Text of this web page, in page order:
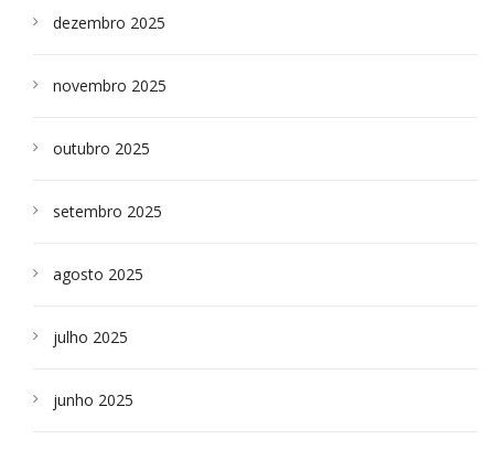
dezembro 2025
novembro 2025
outubro 2025
setembro 2025
agosto 2025
julho 2025
junho 2025